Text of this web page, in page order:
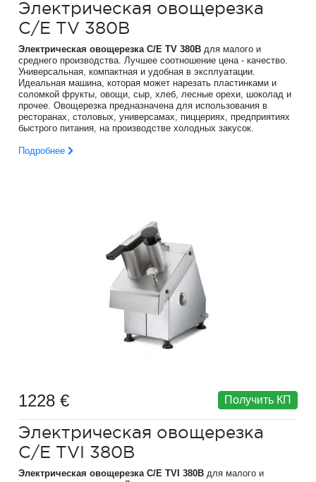
Электрическая овощерезка
C/E TV 380B
Электрическая овощерезка C/E TV 380B для малого и
среднего производства. Лучшее соотношение цена - качество.
Универсальная, компактная и удобная в эксплуатации.
Идеальная машина, которая может нарезать пластинками и
соломкой фрукты, овощи, сыр, хлеб, лесные орехи, шоколад и
прочее. Овощерезка предназначена для использования в
ресторанах, столовых, универсамах, пиццериях, предприятиях
быстрого питания, на производстве холодных закусок.
Подробнее
1228 € Получить КП
Электрическая овощерезка
C/E TVI 380B
Электрическая овощерезка C/E TVI 380B для малого и